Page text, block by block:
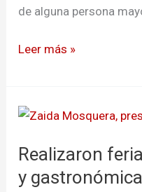
de alguna persona
Leer más »
Realizaron
y
Realizaron
micro
empresarial